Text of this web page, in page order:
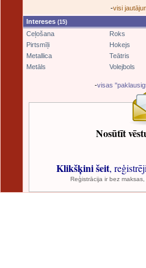
-visi
Intereses (15)
Ceļošana Roks
Pirtsmīļi
Hokejs
Metallica
Teātris
Metāls
Volejbols
-visas
Nosūtīt
Klikšķini šeit,
Reģistrācija ir bez